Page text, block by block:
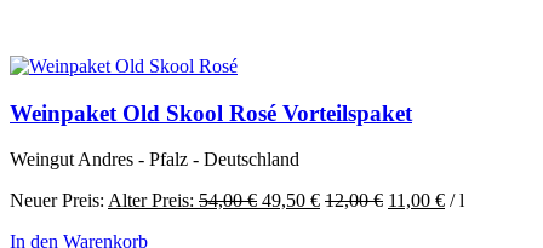
Weinpaket Old Skool Rosé Vorteilspaket
Weingut Andres - Pfalz - Deutschland
Neuer Preis: Alter Preis: 54,00€ Ursprünglicher
49,50 €Aktueller
12,00€ 11,00 € /l
In den Warenkorb